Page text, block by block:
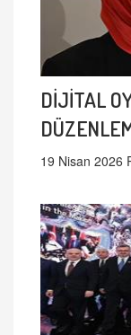
DİJİTAL
19 Nisan 2026